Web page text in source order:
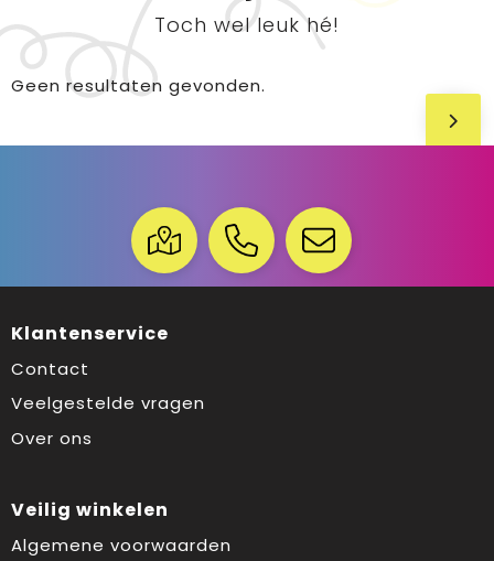
Toch wel leuk hé!
Geen resultaten gevonden.
Klantenservice
Contact
Veelgestelde vragen
Over ons
Veilig winkelen
Algemene voorwaarden